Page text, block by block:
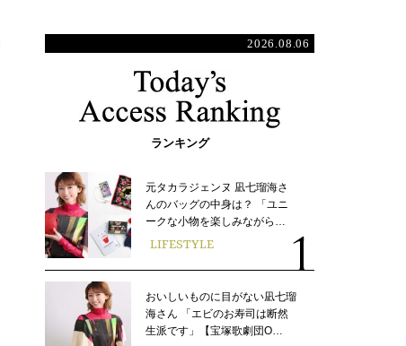
2026.08.06
ランキング
元タカラジェンヌ 凪七瑠海さ
んのバッグの中身は？ 「ユニ
ークな小物を楽しみながら…
LIFESTYLE
おいしいものに目がない凪七瑠
海さん 「エビのお寿司は断然
生派です」【宝塚歌劇団O…